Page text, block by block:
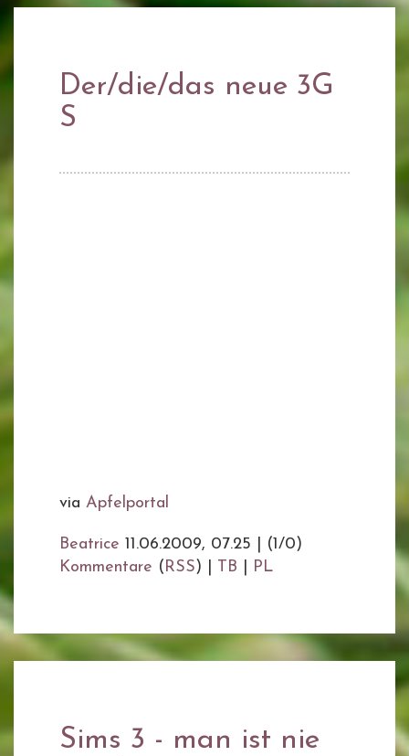
Der/die/das neue 3G
S
via Apfelportal
Beatrice 11.06.2009, 07.25
(1/0)
Kommentare (RSS) | TB PL
Sims 3 - man ist nie